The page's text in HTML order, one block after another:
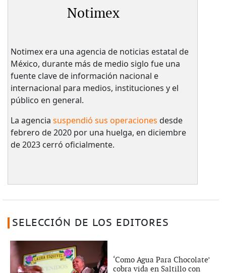
Notimex
Notimex era una agencia de noticias estatal de
México, durante más de medio siglo fue una
fuente clave de información nacional e
internacional para medios, instituciones y el
público en general.
La agencia suspendió sus operaciones desde
febrero de 2020 por una huelga, en diciembre
de 2023 cerró oficialmente.
SELECCIÓN DE LOS EDITORES
‘Como Agua Para Chocolate’
cobra vida en Saltillo con